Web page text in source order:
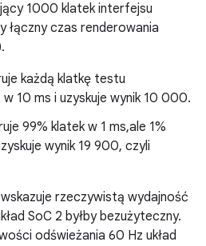
1000 klatek interfejsu
łączny czas renderowania
każdą klatkę testu
10 ms i uzyskuje wynik 10 000.
99% klatek w 1 ms,ale 1%
wynik 19 900, czyli
rzeczywistą wydajność
SoC 2 byłby bezużyteczny.
odświeżania 60 Hz układ